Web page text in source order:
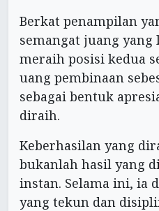
Berkat penampilan
semangat juang
meraih posisi kedua
uang pembinaan
sebagai bentuk
diraih.
Keberhasilan yang
bukanlah hasil yang
instan. Selama ini, ia
yang tekun dan